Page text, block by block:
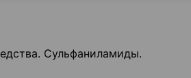
Сульфаниламиды.